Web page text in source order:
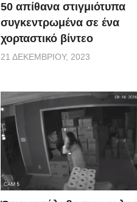
50 απίθανα στιγμιότυπα
συγκεντρωμένα σε ένα
χορταστικό βίντεο
21 ΔΕΚΕΜΒΡΊΟΥ, 2023